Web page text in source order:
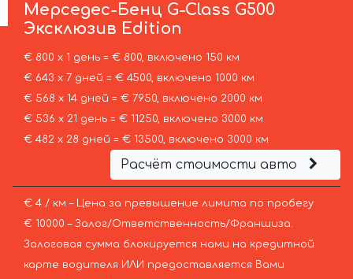
Мерседес-Бенц G-Class G500
Эксклюзив Edition
€ 800 х 1 день = € 800, включено 150 км
€ 643 х 7 дней = € 4500, включено 1000 км
€ 568 х 14 дней = € 7950, включено 2000 км
€ 536 х 21 день = € 11250, включено 3000 км
€ 482 х 28 дней = € 13500, включено 3000 км
Расчёт стоимости авто
€ 4 / км – Цена за превышение лимита по пробегу
€ 10000 – Залог/Ответственность/Франшиза.
Залоговая сумма блокируется нами на кредитной
карте водителя ИЛИ предоставляется Вами